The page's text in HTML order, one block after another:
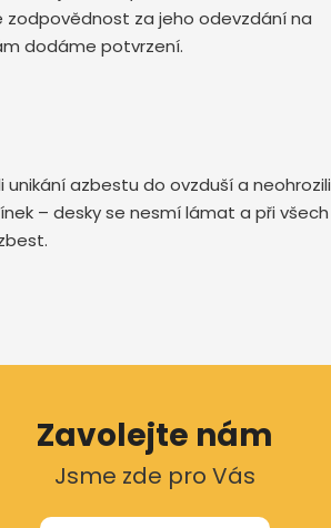
zodpovědnost za jeho odevzdání na
dodáme potvrzení.
azbestu do ovzduší a neohrozili
– desky se nesmí lámat a při všech
Zavolejte nám
Jsme zde pro Vás